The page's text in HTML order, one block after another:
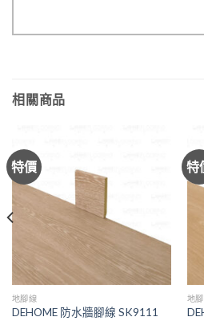
相關商品
特價
地腳線
DEHOME 防水牆腳線 SK9111
特
地